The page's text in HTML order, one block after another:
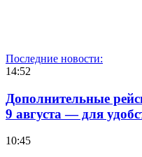
Последние новости:
14:52
Дополнительные
9 августа — для
10:45